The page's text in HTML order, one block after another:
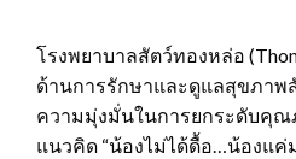
โรงพยาบาลสัตว์ทองหล่อ
ด้านการรักษาและดูแลสุขภาพ
ความมุ่งมั่นในการยกระดับคุณ
แนวคิด “น้องไม่ได้ดื้อ…น้องแค่